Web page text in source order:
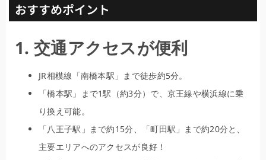
おすすめポイント
1. 交通アクセスが便利
JR相模線「南橋本駅」まで徒歩約5分。
「橋本駅」まで1駅（約3分）で、京王線や横浜線に乗
り換え可能。
「八王子駅」まで約15分、「町田駅」まで約20分と、
主要エリアへのアクセスが良好！